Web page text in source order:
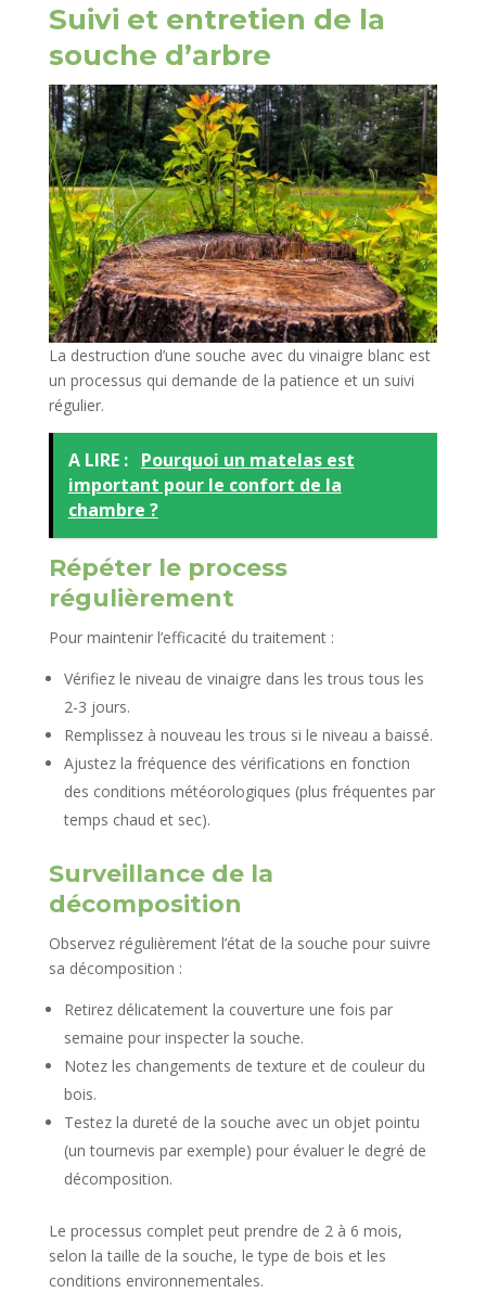
Suivi et entretien de la
souche d’arbre
La destruction d’une souche avec du vinaigre blanc est
un processus qui demande de la patience et un suivi
régulier.
A LIRE : Pourquoi un matelas est
important pour le confort de la
chambre ?
Répéter le process
régulièrement
Pour maintenir l’efficacité du traitement :
Vérifiez le niveau de vinaigre dans les trous tous les
2-3 jours.
Remplissez à nouveau les trous si le niveau a baissé.
Ajustez la fréquence des vérifications en fonction
des conditions météorologiques (plus fréquentes par
temps chaud et sec).
Surveillance de la
décomposition
Observez régulièrement l’état de la souche pour suivre
sa décomposition :
Retirez délicatement la couverture une fois par
semaine pour inspecter la souche.
Notez les changements de texture et de couleur du
bois.
Testez la dureté de la souche avec un objet pointu
(un tournevis par exemple) pour évaluer le degré de
décomposition.
Le processus complet peut prendre de 2 à 6 mois,
selon la taille de la souche, le type de bois et les
conditions environnementales.